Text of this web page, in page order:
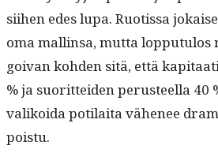
siihen edes lupa. Ruo­tis­sa
oma mallinsa, mut­ta
goivan kohden sitä, että
% ja suorit­tei­den perus­teel­la 40
valikoi­da poti­lai­ta vähe­nee
poistu.